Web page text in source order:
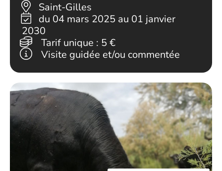
Saint-Gilles
du 04 mars 2025 au 01 janvier
2030
Tarif unique : 5 €
Visite guidée et/ou commentée